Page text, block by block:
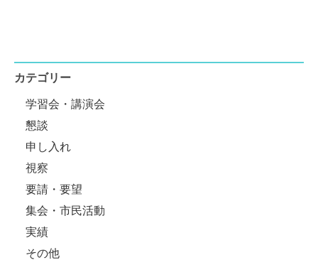
カテゴリー
学習会・講演会
懇談
申し入れ
視察
要請・要望
集会・市民活動
実績
その他